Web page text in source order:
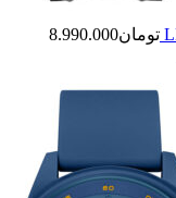
تومان8.990.000